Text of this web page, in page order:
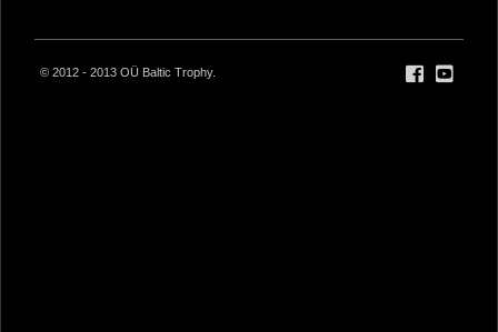
© 2012 - 2013 OÜ Baltic Trophy.